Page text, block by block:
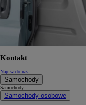
Kontakt
Napisz do nas
Samochody
Samochody
Samochody osobowe